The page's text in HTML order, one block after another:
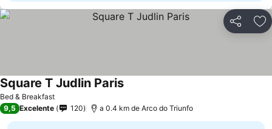
Partilhar
Bed & Breakfast
Square T Judlin ParisVer preços
9,5 Excelente 120 a 0.4 km de Arco do Triunfo